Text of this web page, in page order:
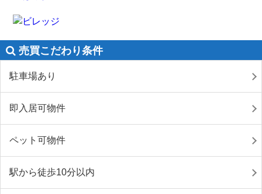
売買こだわり条件
駐車場あり
即入居可物件
ペット可物件
駅から徒歩10分以内